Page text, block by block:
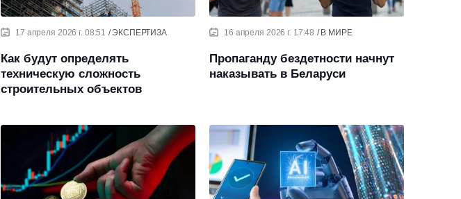
17 апреля 2026 г. 08:51 ЭКСПЕРТИЗА
Как будут определять
техническую сложность
строительных объектов
16 апреля 2026 г. 17:48 В МИРЕ
Пропаганду бездетности начнут
наказывать в Беларуси